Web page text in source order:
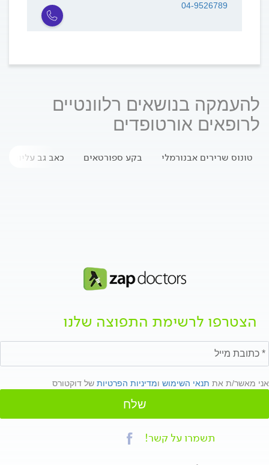
04-9526789
להעמקה בנושאים רלוונטיים
לרופאים אורטופדים
טונוס שרירים אבנורמלי בקע ספורטאים כאב גב עליון
הצטרפו לרשימת התפוצה שלנו
אני מאשר/ת את תנאי השימוש ומדיניות הפרטיות של דוקטורס
שלח
תשמרו על קשר!